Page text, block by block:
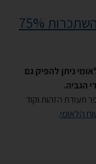
להגשת בקשה להנחת אי כושר השתכרות 75%
ניתן להפיק גם
הגביה.
הזהות וקוד
הלאומי.